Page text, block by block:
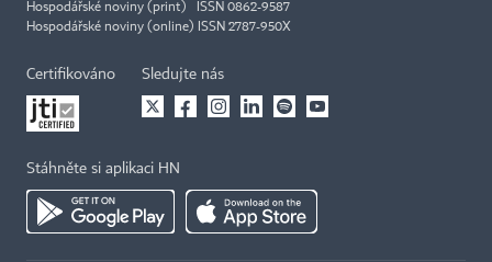
Hospodářské noviny (print) ISSN 0862-9587
Hospodářské noviny (online) ISSN 2787-950X
Certifikováno Sledujte nás
Stáhněte si aplikaci HN